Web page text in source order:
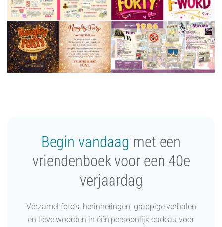
Begin vandaag met een
vriendenboek voor een 40e
verjaardag
Verzamel foto’s, herinneringen, grappige verhalen
en lieve woorden in één persoonlijk cadeau voor